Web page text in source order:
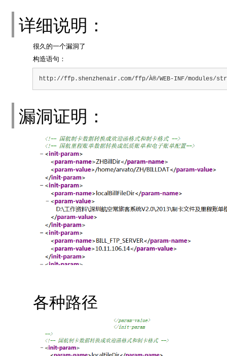
详细说明：
很久的一个漏洞了
构造语句：
http://ffp.shenzhenair.com/ffp/À®/WEB-INF/modules/
漏洞证明：
各种路径